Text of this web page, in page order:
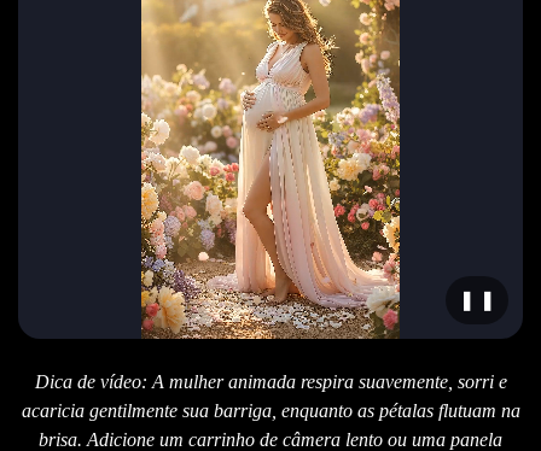
Dica de vídeo: A mulher animada respira suavemente, sorri e
acaricia gentilmente sua barriga, enquanto as pétalas flutuam na
brisa. Adicione um carrinho de câmera lento ou uma panela